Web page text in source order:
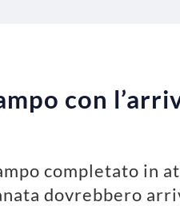
con
completato in
dovrebbero